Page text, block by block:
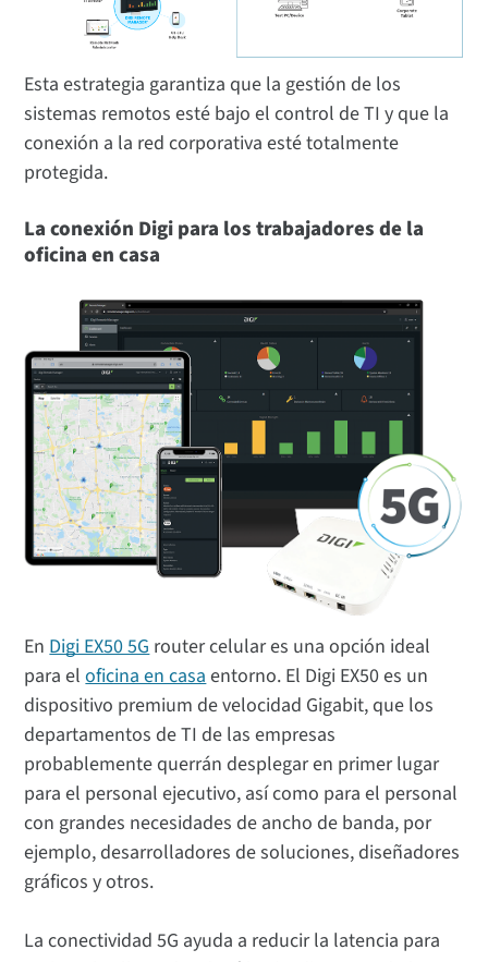
Esta estrategia garantiza que la gestión de los
sistemas remotos esté bajo el control de TI y que la
conexión a la red corporativa esté totalmente
protegida.
La conexión Digi para los trabajadores de la
oficina en casa
EnDigi EX50 5Grouter celular es una opción ideal
para eloficina en casaentorno. El Digi EX50 es un
dispositivo premium de velocidad Gigabit, que los
departamentos de TI de las empresas
probablemente querrán desplegar en primer lugar
para el personal ejecutivo, así como para el personal
con grandes necesidades de ancho de banda, por
ejemplo, desarrolladores de soluciones, diseñadores
gráficos y otros.
La conectividad 5G ayuda a reducir la latencia para